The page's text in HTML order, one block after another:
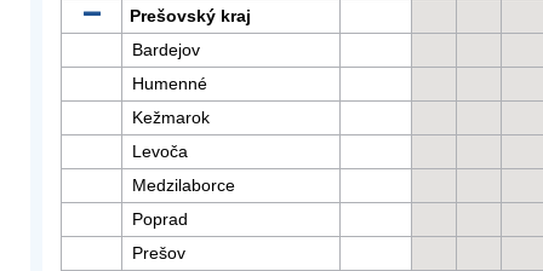
Prešovský kraj
Bardejov
Humenné
Kežmarok
Levoča
Medzilaborce
Poprad
Prešov